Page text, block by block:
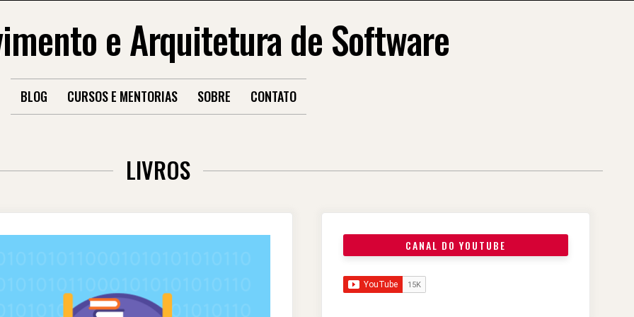
e Arquitetura de Software
BLOG CURSOS E MENTORIAS SOBRE CONTATO
LIVROS
CANAL DO YOUTUBE